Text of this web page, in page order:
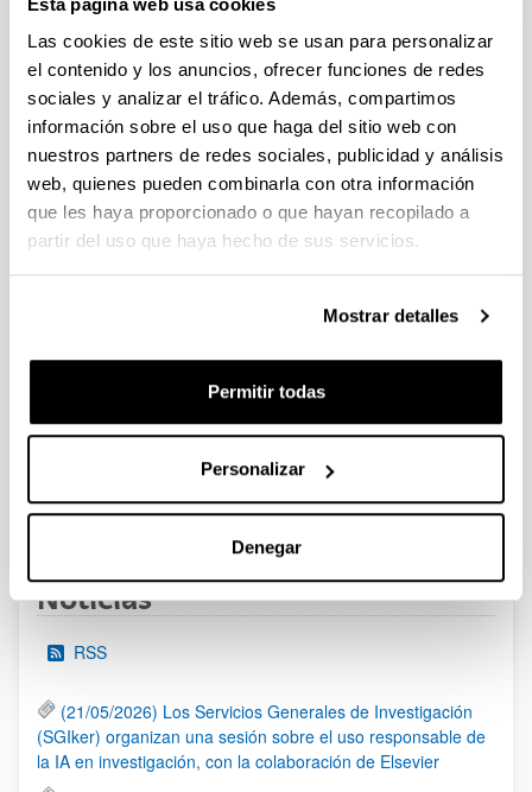
Las cookies de este sitio web se usan para personalizar
el contenido y los anuncios, ofrecer funciones de redes
sociales y analizar el tráfico. Además, compartimos
información sobre el uso que haga del sitio web con
nuestros partners de redes sociales, publicidad y análisis
web, quienes pueden combinarla con otra información
que les haya proporcionado o que hayan recopilado a
partir del uso que haya hecho de sus servicios.
Mostrar detalles
Permitir todas
Personalizar
Denegar
Fellows Gipuzkoa 2026
Plazo de presentación cerrado (Fecha de fin del plazo de
presentación: 29/04/2026)
El plazo de presentación de solicitudes finaliza el 29/04/2026.
Plazo interno UPV/EHU: 27/04/2026- 12:00 am (Ver resumen))
Proyectos Universidad-Empresa-Sociedad 2026
Plazo de presentación cerrado: 20/04/2026 - 12/05/2026 13:00
Se ha publicado la convocatoria
(inclusive).
Página
1 ...Páginas intermedias Use TAB para
Página
6 Página
7 Página
8 ...Páginas intermedias
Página
95
Noticias
RSS
(21/05/2026) Los Servicios Generales de Investigación
(SGIker) organizan una sesión sobre el uso responsable de
la IA en investigación, con la colaboración de Elsevier